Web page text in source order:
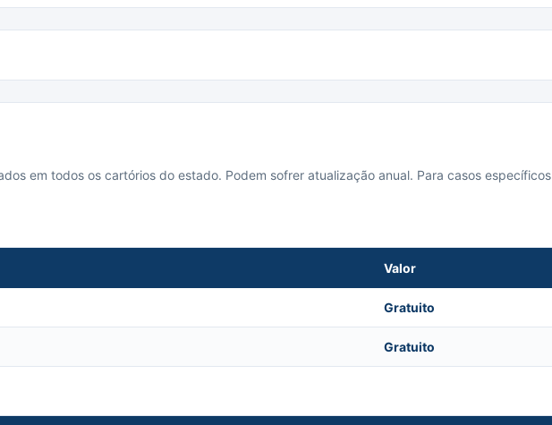
em todos os cartórios do estado. Podem sofrer atualização anual. Para casos específicos
Valor
Gratuito
Gratuito